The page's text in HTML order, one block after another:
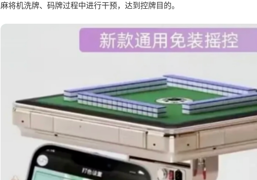
麻将机洗牌、码牌过程中进行干预，达到控牌目的。